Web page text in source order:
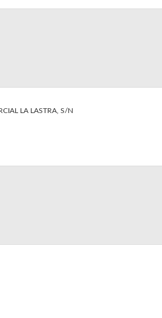
LA LASTRA, S/N